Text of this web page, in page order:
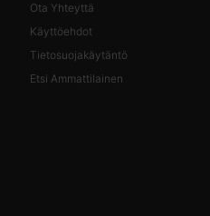
Ota Yhteyttä
Käyttöehdot
Tietosuojakäytäntö
Etsi Ammattilainen